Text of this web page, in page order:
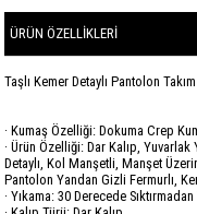
ÜRÜN ÖZELLIKLERI
Taşlı Kemer Detaylı Pantolon
· Kumaş Özelliği: Dokuma Crep
· Ürün Özelliği: Dar Kalıp,
Detaylı, Kol Manşetli, Manşet
Pantolon Yandan Gizli Fermurlı,
· Yıkama: 30 Derecede